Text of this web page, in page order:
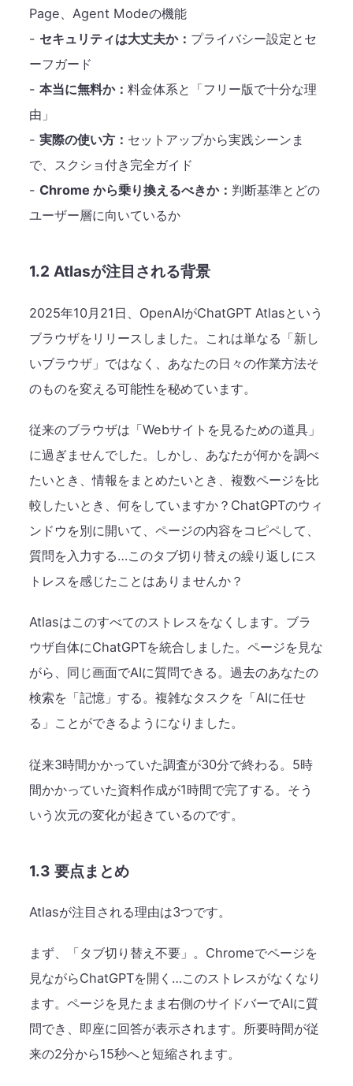
Page、Agent Modeの機能
- セキュリティは大丈夫か： プライバシー設定とセ
ーフガード
-本当に無料か：料金体系と「フリー版で十分な理
由」
-実際の使い方： セットアップから実践シーンま
で、スクショ付き完全ガイド
-Chrome から乗り換えるべきか： 判断基準とどの
ユーザー層に向いているか
1.2 Atlasが注目される背景
2025年10月21日、OpenAIがChatGPT Atlasという
ブラウザをリリースしました。これは単なる「新し
いブラウザ」ではなく、あなたの日々の作業方法そ
のものを変える可能性を秘めています。
従来のブラウザは「Webサイトを見るための道具」
に過ぎませんでした。しかし、あなたが何かを調べ
たいとき、情報をまとめたいとき、複数ページを比
較したいとき、何をしていますか？ChatGPTのウィ
ンドウを別に開いて、ページの内容をコピペして、
質問を入力する…このタブ切り替えの繰り返しにス
トレスを感じたことはありませんか？
Atlasはこのすべてのストレスをなくします。ブラ
ウザ自体にChatGPTを統合しました。ページを見な
がら、同じ画面でAIに質問できる。過去のあなたの
検索を「記憶」する。複雑なタスクを「AIに任せ
る」ことができるようになりました。
従来3時間かかっていた調査が30分で終わる。5時
間かかっていた資料作成が1時間で完了する。そう
いう次元の変化が起きているのです。
1.3 要点まとめ
Atlasが注目される理由は3つです。
まず、「タブ切り替え不要」。Chromeでページを
見ながらChatGPTを開く…このストレスがなくなり
ます。ページを見たまま右側のサイドバーでAIに質
問でき、即座に回答が表示されます。所要時間が従
来の2分から15秒へと短縮されます。